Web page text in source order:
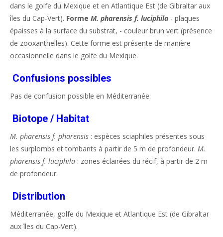
dans le golfe du Mexique et en Atlantique Est (de Gibraltar aux
îles du Cap-Vert). Forme M. pharensis f. luciphila - plaques
épaisses à la surface du substrat, - couleur brun vert (présence
de zooxanthelles). Cette forme est présente de manière
occasionnelle dans le golfe du Mexique.
Confusions possibles
Pas de confusion possible en Méditerranée.
Biotope / Habitat
M. pharensis f. pharensis : espèces sciaphiles présentes sous
les surplombs et tombants à partir de 5 m de profondeur. M.
pharensis f. luciphila : zones éclairées du récif, à partir de 2 m
de profondeur.
Distribution
Méditerranée, golfe du Mexique et Atlantique Est (de Gibraltar
aux îles du Cap-Vert).